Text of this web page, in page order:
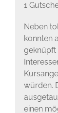
1
Neben
konnten
geknüpft
würden.
einen